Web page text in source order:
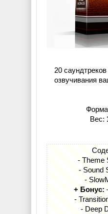
20
озвучивания
Вес:
- Theme
- Sound
-
+ Бонус:
-
- Deep